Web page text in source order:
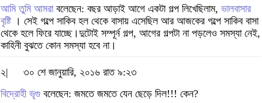
আমি তুমি আমরাবলেছেন: বছর আড়াই আগে একটা গল্প লিখেছিলাম, ভালবাসার
বৃষ্টি। সেই গল্পে সাকিব হল থেকে বাসায় এসেছিল আর আজকের গল্পে সাকিব বাসা
থেকে হলে ফিরে যাচ্ছে।দুটোই সম্পূর্ন গল্প, আগের গল্পটা না পড়লেও সমস্যা নেই,
কাহিনী বুঝতে কোন সমস্যা হবে না।
২|
৩০ শে জানুয়ারি, ২০১৬ রাত ৯:২৩
বিদ্রোহী ভৃগু বলেছেন: জমতে জমতে যেন ছেড়ে দিল!!! কেন?